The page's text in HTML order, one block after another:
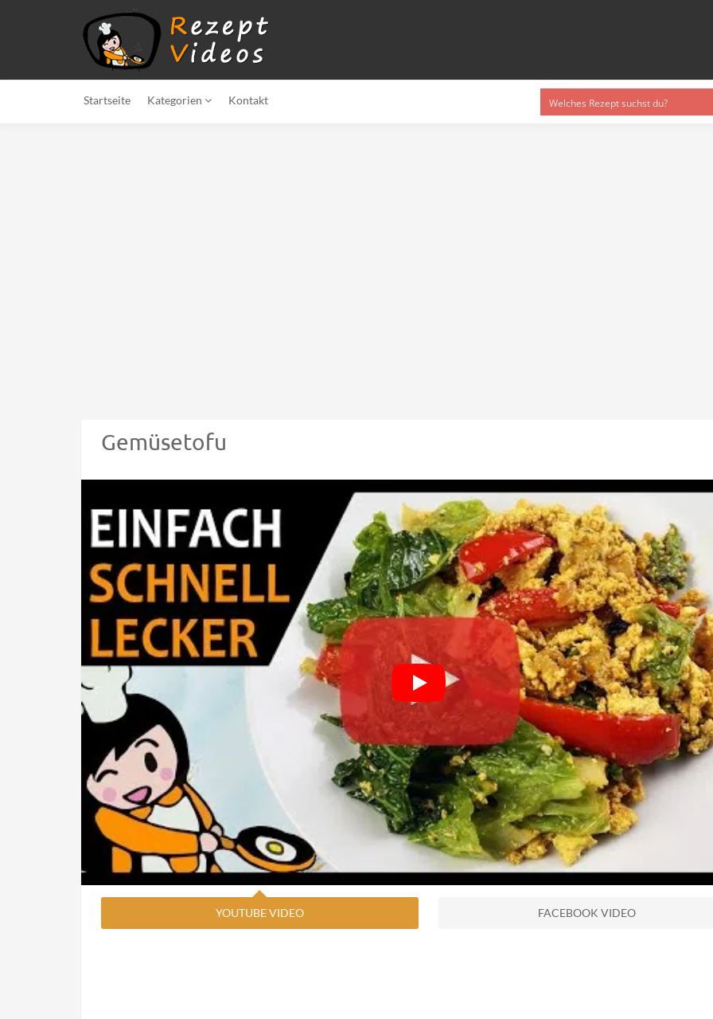
Startseite Kategorien Kontakt
Gemüsetofu
YOUTUBE VIDEO FACEBOOK VIDEO